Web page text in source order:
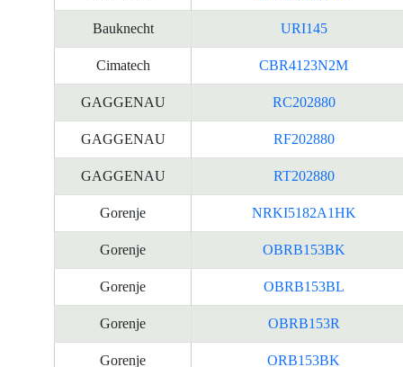
签
料
Bauknecht URI145
Cimatech CBR4123N2M
GAGGENAU RC202880
GAGGENAU RF202880
GAGGENAU RT202880
Gorenje NRKI5182A1HK
Gorenje OBRB153BK
Gorenje OBRB153BL
Gorenje OBRB153R
Gorenje ORB153BK